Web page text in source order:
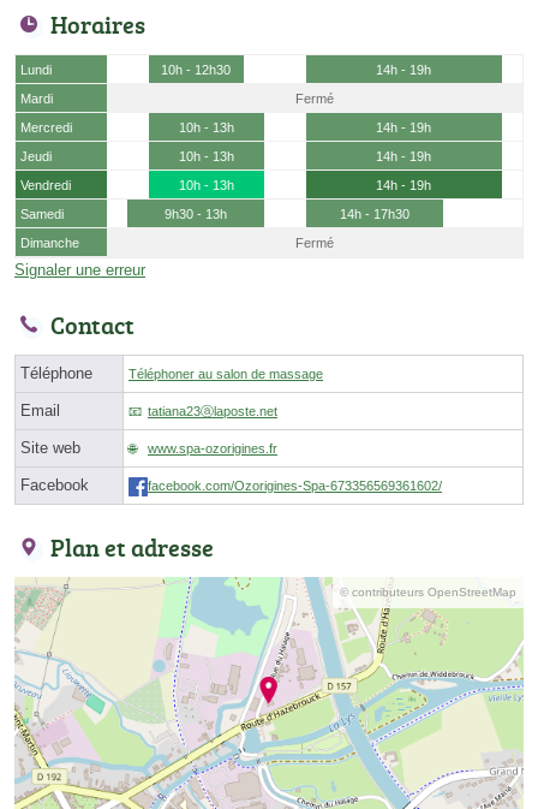
Horaires
Lundi 10h - 12h30
14h - 19h
Mardi
Fermé
Mercredi
10h - 13h
14h - 19h
Jeudi
10h - 13h
14h - 19h
Vendredi
10h - 13h
14h - 19h
Samedi
9h30 - 13h
14h - 17h30
Dimanche
Fermé
Signaler une erreur
Contact
Téléphone Téléphoner au salon de massage
Email tatiana23ⓐlaposte.net
Site web www.spa-ozorigines.fr
Facebook facebook.com/Ozorigines-Spa-673356569361602/
Plan et adresse
© contributeurs OpenStreetMap